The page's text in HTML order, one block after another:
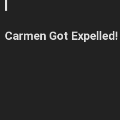
Carmen Got Expelled!